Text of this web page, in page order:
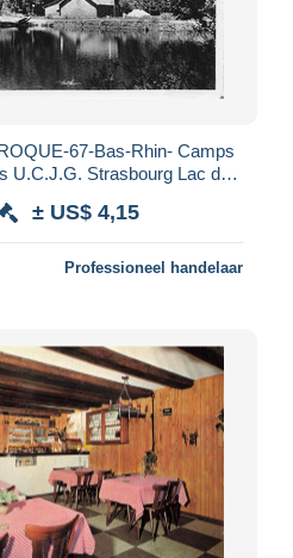
67-Bas-Rhin- Camps
U.C.J.G. Strasbourg Lac du
± US$ 4,15
Professioneel handelaar